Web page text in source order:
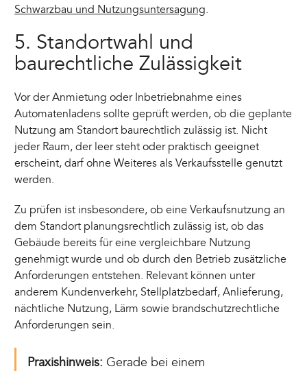
Schwarzbau und Nutzungsuntersagung.
5. Standortwahl und
baurechtliche Zulässigkeit
Vor der Anmietung oder Inbetriebnahme eines
Automatenladens sollte geprüft werden, ob die geplante
Nutzung am Standort baurechtlich zulässig ist. Nicht
jeder Raum, der leer steht oder praktisch geeignet
erscheint, darf ohne Weiteres als Verkaufsstelle genutzt
werden.
Zu prüfen ist insbesondere, ob eine Verkaufsnutzung an
dem Standort planungsrechtlich zulässig ist, ob das
Gebäude bereits für eine vergleichbare Nutzung
genehmigt wurde und ob durch den Betrieb zusätzliche
Anforderungen entstehen. Relevant können unter
anderem Kundenverkehr, Stellplatzbedarf, Anlieferung,
nächtliche Nutzung, Lärm sowie brandschutzrechtliche
Anforderungen sein.
Praxishinweis: Gerade bei einem